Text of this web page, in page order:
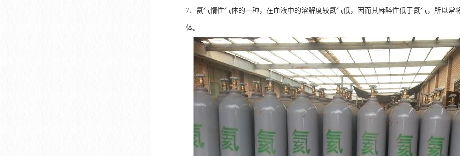
7、氦气惰性气体的一种，在血液中的溶解度较氮气低，因而其麻醉性低于氮气，所以
体。